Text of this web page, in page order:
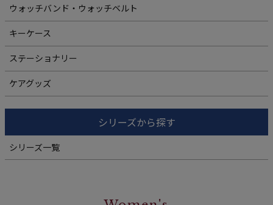
ウォッチバンド・ウォッチベルト
キーケース
ステーショナリー
ケアグッズ
シリーズから探す
シリーズ一覧